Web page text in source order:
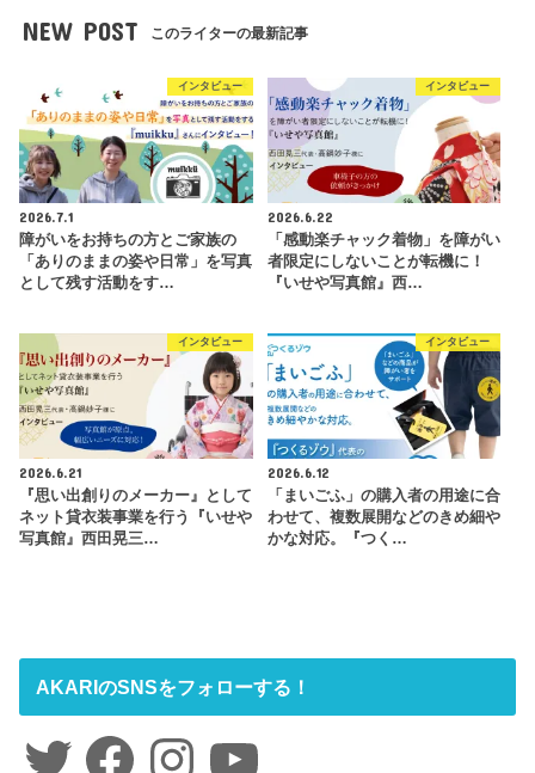
NEW POST このライターの最新記事
インタビュー
2026.7.1
障がいをお持ちの方とご家族の
「ありのままの姿や日常」を写真
として残す活動をす…
インタビュー
2026.6.22
「感動楽チャック着物」を障がい
者限定にしないことが転機に！
『いせや写真館』西…
インタビュー
2026.6.21
『思い出創りのメーカー』として
ネット貸衣装事業を行う『いせや
写真館』西田晃三…
インタビュー
2026.6.12
「まいごふ」の購入者の用途に合
わせて、複数展開などのきめ細や
かな対応。『つく…
AKARIのSNSをフォローする！
Twitter FacebookInstagramYouTube